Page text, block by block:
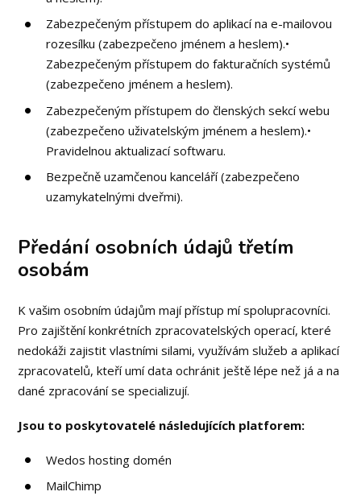
Zabezpečeným přístupem do aplikací na e-mailovou
rozesílku (zabezpečeno jménem a heslem).•
Zabezpečeným přístupem do fakturačních systémů
(zabezpečeno jménem a heslem).
Zabezpečeným přístupem do členských sekcí webu
(zabezpečeno uživatelským jménem a heslem).•
Pravidelnou aktualizací softwaru.
Bezpečně uzamčenou kanceláří (zabezpečeno
uzamykatelnými dveřmi).
Předání osobních údajů třetím
osobám
K vašim osobním údajům mají přístup mí spolupracovníci.
Pro zajištění konkrétních zpracovatelských operací, které
nedokáži zajistit vlastními silami, využívám služeb a aplikací
zpracovatelů, kteří umí data ochránit ještě lépe než já a na
dané zpracování se specializují.
Jsou to poskytovatelé následujících platforem:
Wedos hosting domén
MailChimp